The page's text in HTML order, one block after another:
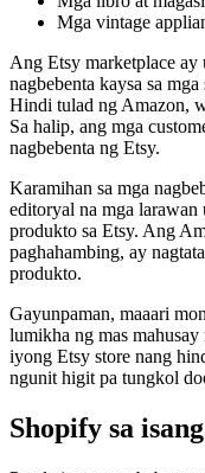
Mga vintage
Ang Etsy marketplace ay
nagbebenta kaysa sa
Hindi tulad ng Amazon,
Sa halip, ang mga
nagbebenta ng Etsy.
Karamihan sa mga
editoryal na mga larawan
produkto sa Etsy. Ang
paghahambing, ay
produkto.
Gayunpaman, maaari
lumikha ng mas
iyong Etsy store nang
ngunit higit pa tungkol
Shopify sa